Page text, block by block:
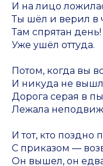
И на лицо
Ты шёл и верил в
Там спрятан
Уже ушёл оттуда.
Потом, когда вы
И никуда не
Дорога серая в
Лежала
И тот, кто поздно
С приказом —
Он вышел, он